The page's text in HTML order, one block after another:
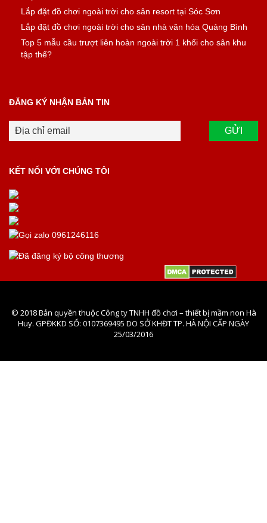
Lắp đặt đồ chơi ngoài trời cho sân resort tại Sóc Sơn
Lắp đặt đồ chơi ngoài trời cho sân nhà văn hóa Quảng Bình
Top 5 mẫu cầu trượt liên hoàn ngoài trời 1 khối cho sân khu
tập thể?
ĐĂNG KÝ NHẬN BẢN TIN
KẾT NỐI VỚI CHÚNG TÔI
© 2018 Bản quyền thuộc Công ty TNHH đồ chơi – thiết bị mầm non Hà
Huy. GPĐKKD SỐ: 0107369495 DO SỞ KHĐT TP. HÀ NỘI CẤP NGÀY
25/03/2016